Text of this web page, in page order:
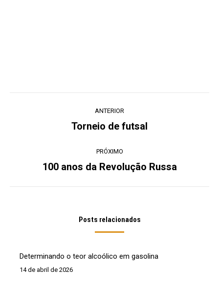
ANTERIOR
Post
Torneio de futsal
PRÓXIMO
Próximo
100 anos da Revolução Russa
Posts relacionados
Determinando o teor alcoólico em gasolina
14 de abril de 2026